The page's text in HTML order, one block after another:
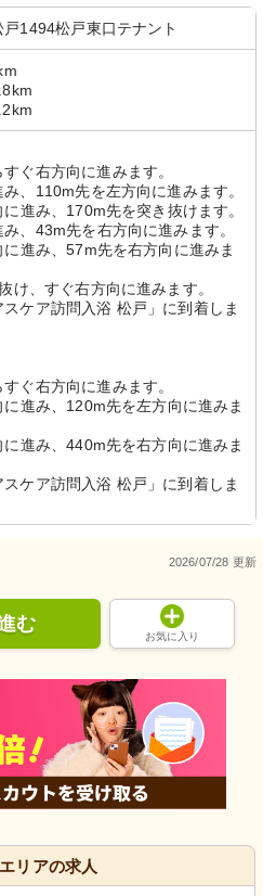
1494松戸東口テナント
ぐ右方向に進みます。
、110m先を左方向に進みます。
進み、170m先を突き抜けます。
、43m先を右方向に進みます。
進み、57m先を右方向に進みま
け、すぐ右方向に進みます。
ケア訪問入浴 松戸」に到着しま
ぐ右方向に進みます。
進み、120m先を左方向に進みま
進み、440m先を右方向に進みま
ケア訪問入浴 松戸」に到着しま
2026/07/28 更新
む
お気に入り
リアの求人